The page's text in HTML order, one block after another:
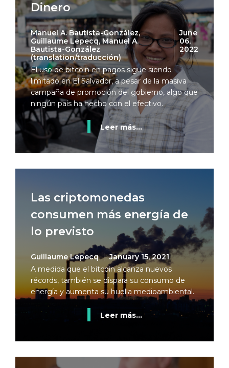
Dinero
Manuel A. Bautista-González,
Guillaume Lepecq, Manuel A.
Bautista-González
(translation/traducción)
June
06,
2022
El uso de bitcoin en pagos sigue siendo
limitado en El Salvador, a pesar de la masiva
campaña de promoción del gobierno, algo que
ningún país ha hecho con el efectivo.
Leer más...
Las criptomonedas
consumen más energía de
lo previsto
Guillaume Lepecq
January 15, 2021
A medida que el bitcoin alcanza nuevos
récords, también se dispara su consumo de
energía y aumenta su huella medioambiental.
Leer más...